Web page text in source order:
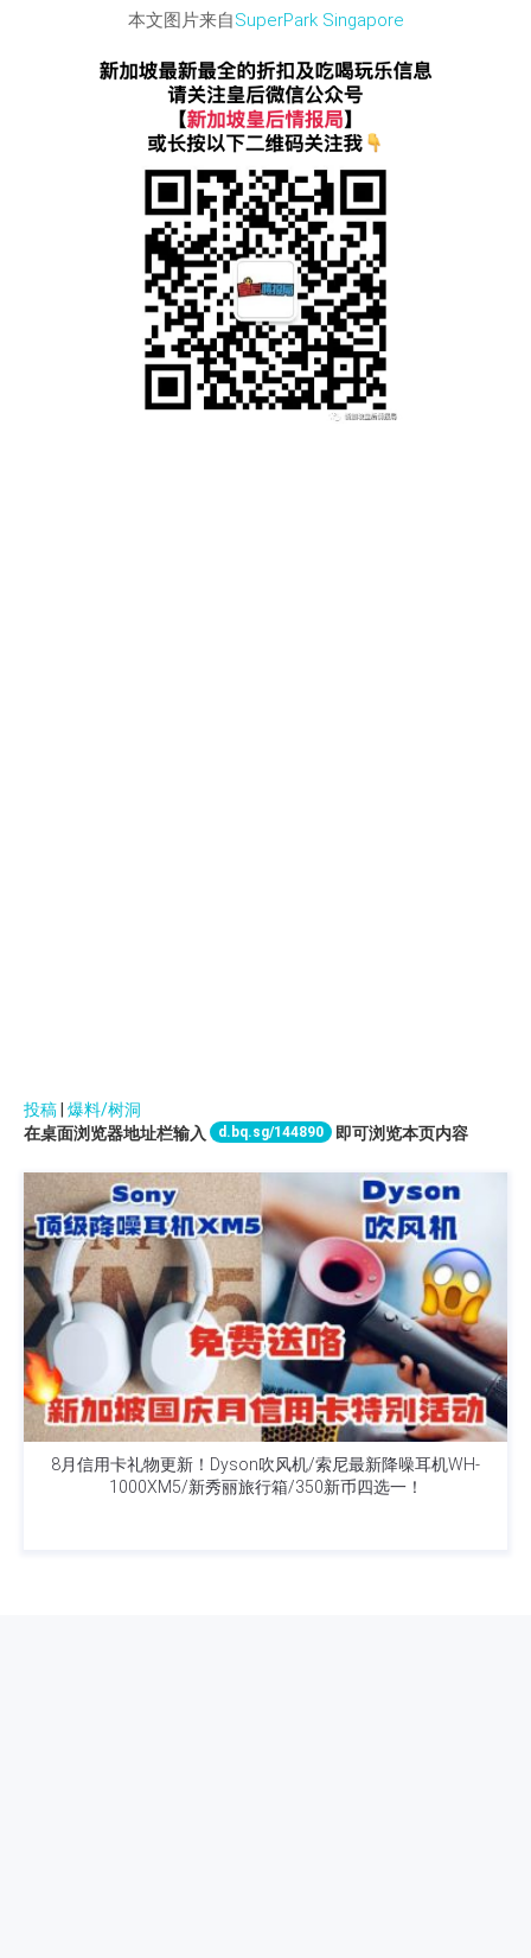
本文图片来自SuperPark Singapore
投稿 爆料/树洞
在桌面浏览器地址栏输入
d.bq.sg/144890 即可浏览本页内容
8月信用卡礼物更新！Dyson吹风机/索尼最新降噪耳机WH-
1000XM5/新秀丽旅行箱/350新币四选一！